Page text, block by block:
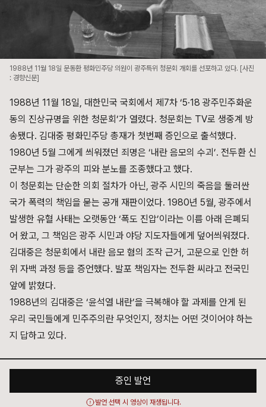
1988년 11월 18일 문동환 평화민주당 의원이 광주특위 청문회 개회를 선포하고 있다. [사진
: 경향신문]
1988년 11월 18일, 대한민국 국회에서 제7차 ‘5·18 광주민주화운
동의 진상규명을 위한 청문회’가 열렸다. 청문회는 TV로 생중계 방
송됐다. 김대중 평화민주당 총재가 첫번째 증인으로 출석했다.
1980년 5월 그에게 씌워졌던 죄명은 ‘내란 음모의 수괴’. 전두환 신
군부는 그가 광주의 피와 분노를 조종했다고 했다.
이 청문회는 단순한 의회 절차가 아닌, 광주 시민의 죽음을 둘러싼
국가 폭력의 책임을 묻는 공개 재판이었다. 1980년 5월, 광주에서
발생한 유혈 사태는 오랫동안 ‘폭도 진압’이라는 이름 아래 은폐되
어 왔고, 그 책임은 광주 시민과 야당 지도자들에게 덮어씌워졌다.
김대중은 청문회에서 내란 음모 혐의 조작 근거, 고문으로 인한 허
위 자백 과정 등을 증언했다. 발포 책임자는 전두환 씨라고 전국민
앞에 밝혔다.
1988년의 김대중은 ‘윤석열 내란’을 극복해야 할 과제를 안게 된
우리 국민들에게 민주주의란 무엇인지, 정치는 어떤 것이어야 하는
지 답하고 있다.
증인 발언
발언 선택 시 영상이 재생됩니다.